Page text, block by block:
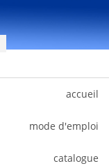
accueil
mode d'emploi
catalogue